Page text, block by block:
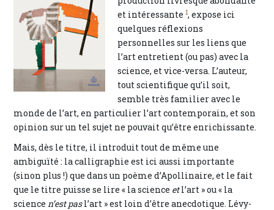
et intéressante 1, expose ici
quelques réflexions
personnelles sur les liens que
l’art entretient (ou pas) avec la
science, et vice-versa. L’auteur,
tout scientifique qu’il soit,
semble très familier avec le
monde de l’art, en particulier l’art contemporain, et son
opinion sur un tel sujet ne pouvait qu’être enrichissante.
Mais, dès le titre, il introduit tout de même une
ambiguïté : la calligraphie est ici aussi importante
(sinon plus !) que dans un poème d’Apollinaire, et le fait
que le titre puisse se lire « la science etl’art » ou « la
sciencen’est pasl’art » est loin d’être anecdotique. Lévy-